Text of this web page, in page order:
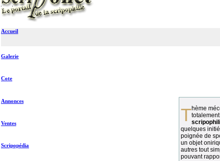
Accueil
Galerie
Cote
Annonces
Ventes
Scripopédia
Thème méconnu des collectionneurs et
quelques
poignée de
un objet
autres tout
pouvant